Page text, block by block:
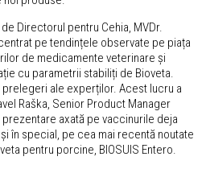
Directorul pentru Cehia, MVDr.
pe tendințele observate pe piața
de medicamente veterinare și
cu parametrii stabiliți de Bioveta.
ale experților. Acest lucru a
Raška, Senior Product Manager
axată pe vaccinurile deja
în special, pe cea mai recentă noutate
pentru porcine, BIOSUIS Entero.